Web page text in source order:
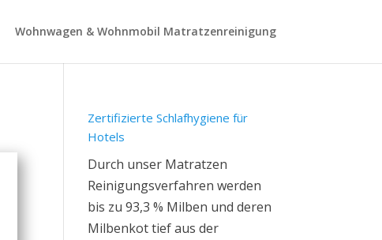
Wohnwagen & Wohnmobil Matratzenreinigung
Zertifizierte Schlafhygiene für
Hotels
Durch unser Matratzen
Reinigungsverfahren werden
bis zu 93,3 % Milben und deren
Milbenkot tief aus der